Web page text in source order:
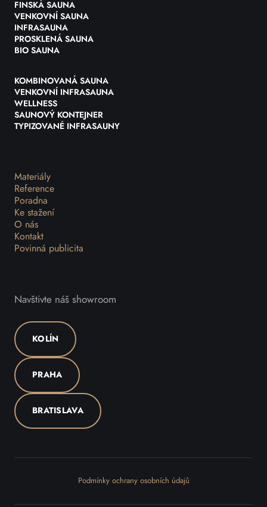
FINSKÁ SAUNA
VENKOVNÍ SAUNA
INFRASAUNA
PROSKLENÁ SAUNA
BIO SAUNA
KOMBINOVANÁ SAUNA
VENKOVNÍ INFRASAUNA
WELLNESS
SAUNOVÝ KONTEJNER
TYPIZOVANÉ INFRASAUNY
Materiály
Reference
Poradna
Ke stažení
O nás
Kontakt
Povinná publicita
Navštivte náš showroom
KOLÍN
PRAHA
BRATISLAVA
Podmínky ochrany osobních údajů